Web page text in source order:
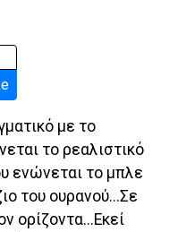
με το
το ρεαλιστικό
ενώνεται το μπλε
του ουρανού...Σε
ορίζοντα...Εκεί